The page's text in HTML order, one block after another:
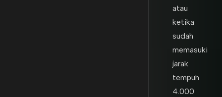
atau
ketika
sudah
memasuki
jarak
tempuh
4.000